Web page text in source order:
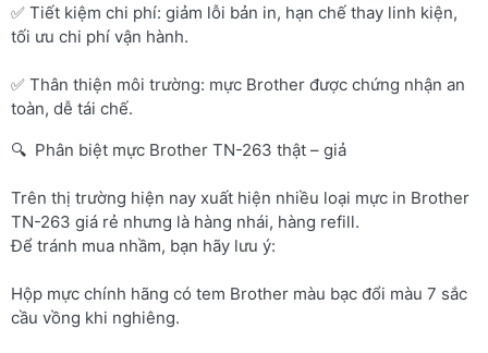
✅ Tiết kiệm chi phí: giảm lỗi bản in, hạn chế thay linh kiện,
tối ưu chi phí vận hành.
✅ Thân thiện môi trường: mực Brother được chứng nhận an
toàn, dễ tái chế.
🔍 Phân biệt mực Brother TN-263 thật – giả
Trên thị trường hiện nay xuất hiện nhiều loại mực in Brother
TN-263 giá rẻ nhưng là hàng nhái, hàng refill.
Để tránh mua nhầm, bạn hãy lưu ý:
Hộp mực chính hãng có tem Brother màu bạc đổi màu 7 sắc
cầu vồng khi nghiêng.